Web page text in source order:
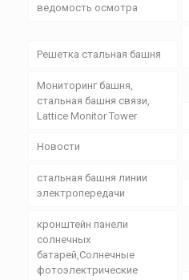
ведомость осмотра
Решетка стальная башня
Мониторинг башня,
стальная башня связи,
Lattice Monitor Tower
Новости
стальная башня линии
электропередачи
кронштейн панели
солнечных
батарей,Солнечные
фотоэлектрические